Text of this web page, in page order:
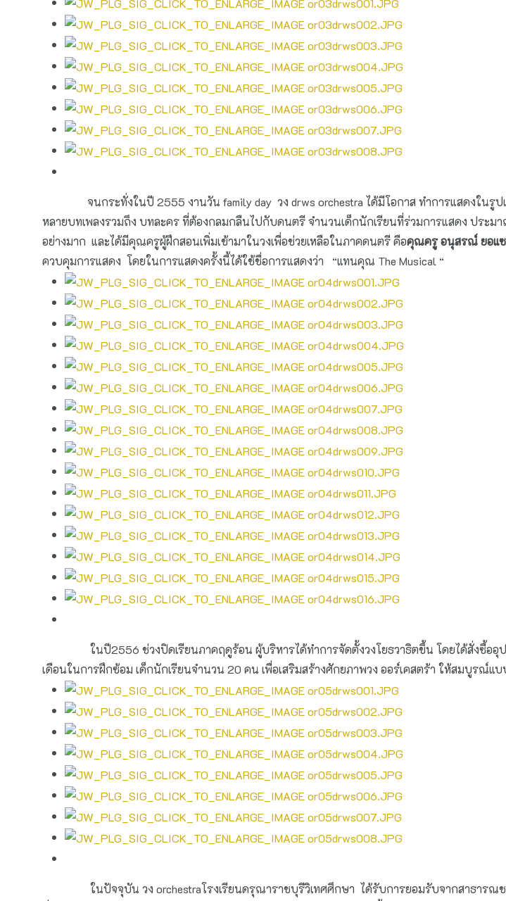
จนกระทั่งในปี 2555 งานวันfamily dayวงdrws orchestra ได้มีโอกาส ทำการแสดงในรู
หลายบทเพลงรวมถึง บทละคร ที่ต้องกลมกลืนไปกับดนตรี จำนวนเด็กนักเรียนที่ร่วมการแสดง ประม
อย่างมาก และได้มีคุณครูผู้ฝึกสอนเพิ่มเข้ามาในวงเพื่อช่วยเหลือในภาคดนตรี คือคุณครู อนุสรณ์ ยอแ
ควบคุมการแสดง โดยในการแสดงครั้งนี้ได้ใช้ชื่อการแสดงว่า “แทนคุณ The Musical “
ในปี2556 ช่วงปิดเรียนภาคฤดูร้อน ผู้บริหารได้ทำการจัดตั้งวงโยธวาธิตขึ้น โดยได้สั่งซื้ออุปก
เดือนในการฝึกซ้อม เด็กนักเรียนจำนวน 20 คน เพื่อเสริมสร้างศักยภาพวง ออร์เคสตร้า ให้สมบูรณ์
ในปัจจุบัน วง orchestraโรงเรียนดรุณาราชบุรีวิเทศศึกษา ได้รับการยอมรับจากสาธารณชน